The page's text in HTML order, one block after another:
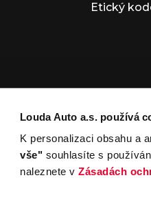
Louda Auto a.s. používá
K personalizaci obsahu a
vše" souhlasíte s
naleznete vZásadách
Etický
práva vyhrazena
and the Google